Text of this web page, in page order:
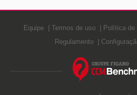
Equipe Termos de uso Política de
Regulamento